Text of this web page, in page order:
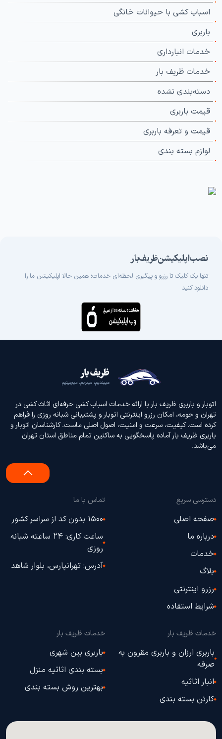
اسباب کشی با حیوانات خانگی
باربری
خدمات انبارداری
خدمات ظریف بار
دسته‌بندی نشده
قیمت باربری
قیمت و تعرفه باربری
لوازم بسته بندی
نصب اپلیکیشن ظریف بار
تنها یک کلیک تا رزرو و پیگیری لحظه‌ای خدمات؛ همین حالا اپلیکیشن ما را
دانلود کنید
اتوبار و باربری ظریف بار با ارائه خدمات اسباب کشی حرفه‌ای اثاث‌ کشی در
تهران و حومه، امکان رزرو اینترنتی اتوبار و پشتیبانی شبانه‌ روزی را فراهم
کرده است. کیفیت، سرعت و امنیت، اصول اصلی ماست. کارشناسان اتوبار و
باربری ظریف بار آماده پاسخگویی به ساکنین تمام مناطق استان تهران
می‌باشد.
دسترسی سریع
صفحه اصلی
درباره ما
خدمات
بلاگ
رزرو اینترنتی
شرایط استفاده
تماس با ما
1500 بدون کد از سراسر کشور
ساعت کاری: 24 ساعته شبانه
روزی
آدرس: تهرانپارس، بلوار شاهد
خدمات ظریف بار
باربری ارزان و باربری مقرون به
صرفه
انبار اثاثیه
کارتن بسته بندی
خدمات ظریف بار
باربری بین شهری
بسته بندی اثاثیه منزل
بهترین روش بسته بندی